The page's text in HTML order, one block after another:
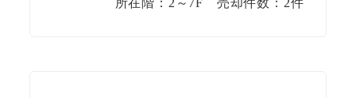
所在階：2～7F 売却件数：2件